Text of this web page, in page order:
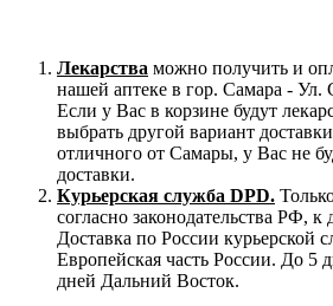
Лекарства можно получить и
нашей аптеке в гор. Самара - Ул.
Если у Вас в корзине будут
выбрать другой вариант
отличного от Самары, у Вас не
доставки.
Курьерская служба DPD.
согласно законодательства РФ, к
Доставка по России курьерской
Европейская часть России. До 5
дней Дальний Восток.